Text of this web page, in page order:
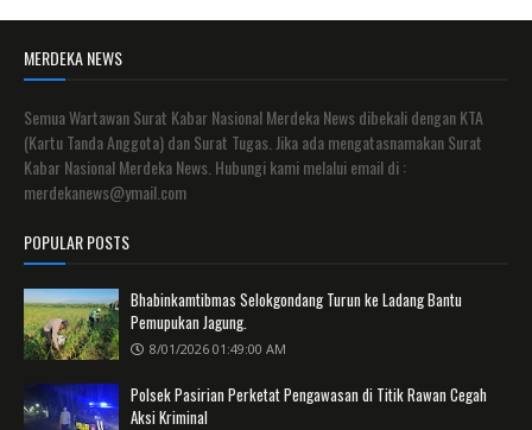
MERDEKA NEWS
Semua Wartawan Surat Kabar Nasional Merdeka News dibekali dengan KTA
(Kartu Tanda Anggota) dan Surat Tugas. Jika ada mengatasnamakan Surat
Kabar Nasional Merdeka News. Hubungi kami melalui email di :
merdekanews@ymail.com
POPULAR POSTS
Bhabinkamtibmas Selokgondang Turun ke Ladang Bantu
Pemupukan Jagung.
8/01/2026 01:49:00 AM
Polsek Pasirian Perketat Pengawasan di Titik Rawan Cegah
Aksi Kriminal